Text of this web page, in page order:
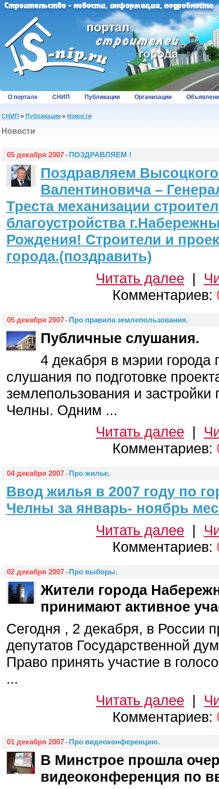
О портале СНИП Публикации Организации
СНИП » Публикации » Новости
Новости
05 декабря 2007 - ПОЗДРАВЛЯЕМ !
Поздравляем
Валентиновича –
Треста механизации
благоустройства
Рождения! Строители и
города.(поздравить)
Читать далее |
Комментариев:
05 декабря 2007 - Про правила землепользования.
Публичные слушания.
4 декабря в мэрии
слушания по подготовке
землепользования и
Челны. Одним ...
Читать далее |
Комментариев:
04 декабря 2007 - Про жилье.
Ввод жилья в 2007 году по
Челны за январь- ноябрь
Читать далее |
Комментариев:
02 декабря 2007 - Про выборы.
Жители города
принимают активное
Сегодня , 2 декабря, в России
депутатов Государственной
Право принять участие в
...
Читать далее |
Комментариев:
01 декабря 2007 - Про видеоконференцию.
В Минстрое прошла
видеоконференция по